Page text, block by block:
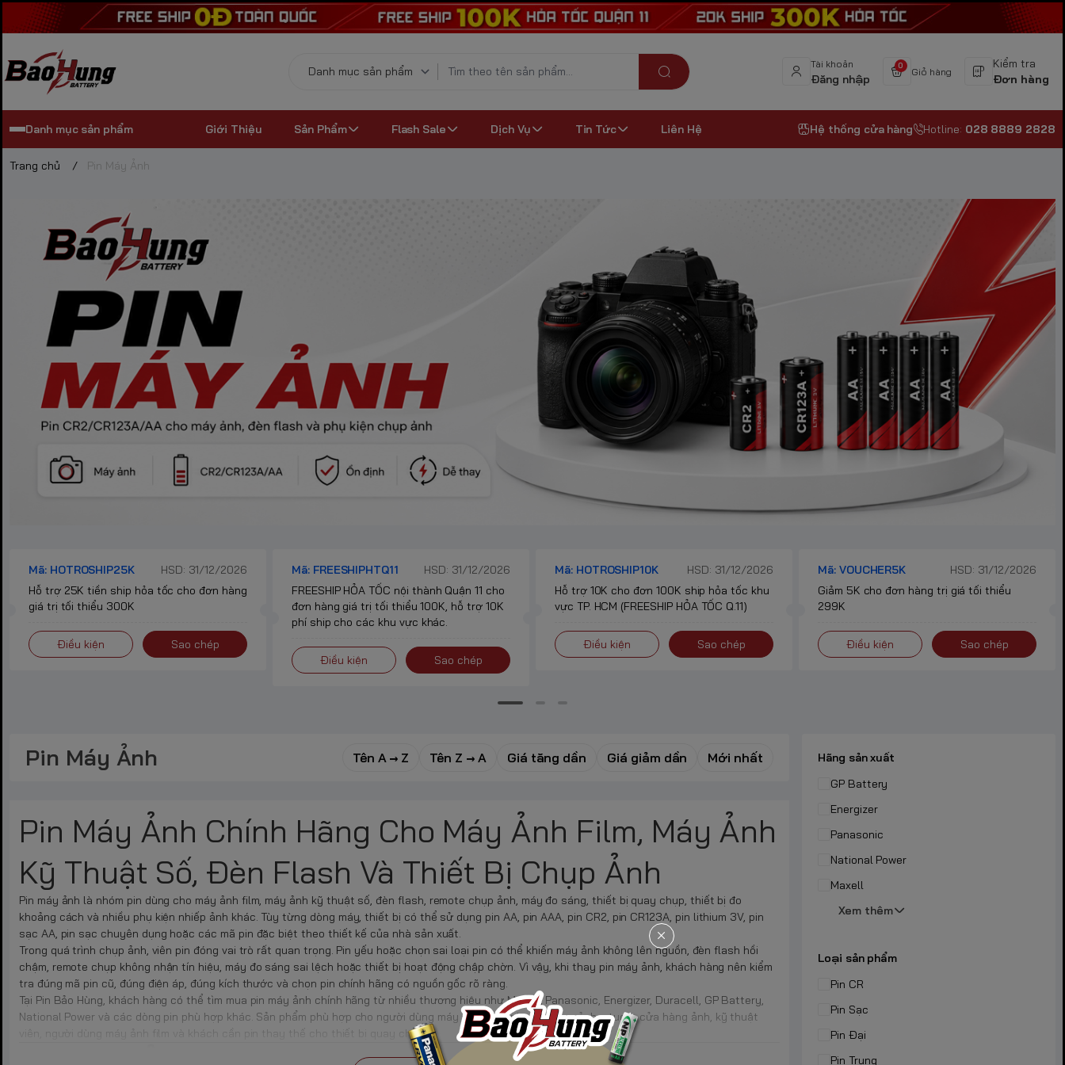
Tài khoản
Đăng nhập
0
Giỏ hàng
Kiểm tra
Đơn hàng
Danh mục sản phẩm Giới Thiệu Sản Phẩm Flash Sale Dịch Vụ Tin Tức Liên Hệ Hệ thống cửa hàng Hotline: 028 8889 2828
Trang chủ / Pin Máy Ảnh
Mã: HOTROSHIP25K
HSD: 31/12/2026
Hỗ trợ 25K tiền ship hỏa tốc cho đơn hàng
giá trị tối thiểu 300K
Điều kiện Sao chép
Mã: FREESHIPHTQ11
HSD: 31/12/2026
FREESHIP HỎA TỐC nội thành Quận 11 cho
đơn hàng giá trị tối thiểu 100K, hỗ trợ 10K
phí ship cho các khu vực khác.
Điều kiện Sao chép
Mã: HOTROSHIP10K
HSD: 31/12/2026
Hỗ trợ 10K cho đơn 100K ship hỏa tốc khu
vực TP. HCM (FREESHIP HỎA TỐC Q.11)
Điều kiện Sao chép
Mã: VOUCHER5K
HSD: 31/12/2026
Giảm 5K cho đơn hàng trị giá tối thiểu
299K
Điều kiện Sao chép
Pin Máy Ảnh Tên A → Z Tên Z → A Giá tăng dần Giá giảm dần Mới nhất
Pin Máy Ảnh Chính Hãng Cho Máy Ảnh Film, Máy Ảnh
Kỹ Thuật Số, Đèn Flash Và Thiết Bị Chụp Ảnh
Pin máy ảnh là nhóm pin dùng cho máy ảnh film, máy ảnh kỹ thuật số, đèn flash, remote chụp ảnh, máy đo sáng, thiết bị quay chụp, thiết bị đo
khoảng cách và nhiều phụ kiện nhiếp ảnh khác. Tùy từng dòng máy, thiết bị có thể sử dụng pin AA, pin AAA, pin CR2, pin CR123A, pin lithium 3V, pin
sạc AA, pin sạc chuyên dụng hoặc các mã pin đặc biệt theo thiết kế của nhà sản xuất.
Trong quá trình chụp ảnh, viên pin đóng vai trò rất quan trọng. Pin yếu hoặc chọn sai loại pin có thể khiến máy ảnh không lên nguồn, đèn flash hồi
chậm, remote chụp không nhận tín hiệu, máy đo sáng sai lệch hoặc thiết bị hoạt động chập chờn. Vì vậy, khi thay pin máy ảnh, khách hàng nên kiểm
tra đúng mã pin cũ, đúng điện áp, đúng kích thước và chọn pin chính hãng có nguồn gốc rõ ràng.
Tại Pin Bảo Hùng, khách hàng có thể tìm mua pin máy ảnh chính hãng từ nhiều thương hiệu như Maxell, Panasonic, Energizer, Duracell, GP Battery,
National Power và các dòng pin phù hợp khác. Sản phẩm phù hợp cho người dùng máy ảnh gia đình, thợ chụp ảnh, studio, cửa hàng ảnh, kỹ thuật
viên, người dùng máy ảnh film và khách cần pin thay thế cho thiết bị quay chụp.
Hãng sản xuất
GP Battery
Energizer
Panasonic
National Power
Maxell
Xem thêm
Loại sản phẩm
Pin CR
Pin Sạc
Pin Đại
Pin Trung